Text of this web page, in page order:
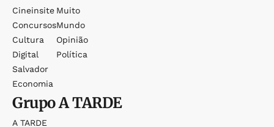
Cineinsite
Concursos
Cultura
Digital
Salvador
Economia
Muito
Mundo
Opinião
Política
GrupoA TARDE
A TARDE